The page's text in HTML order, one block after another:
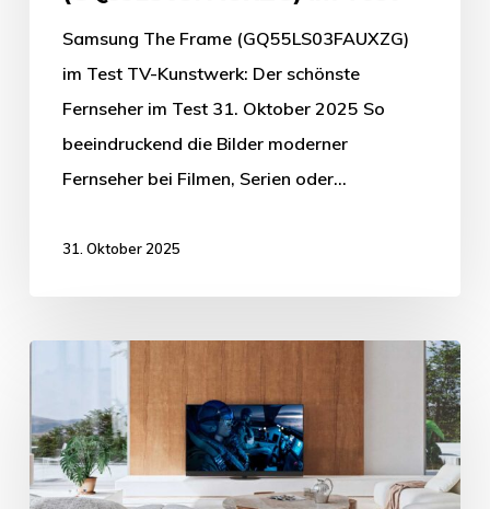
Samsung The Frame (GQ55LS03FAUXZG)
im Test TV-Kunstwerk: Der schönste
Fernseher im Test 31. Oktober 2025 So
beeindruckend die Bilder moderner
Fernseher bei Filmen, Serien oder…
31. Oktober 2025